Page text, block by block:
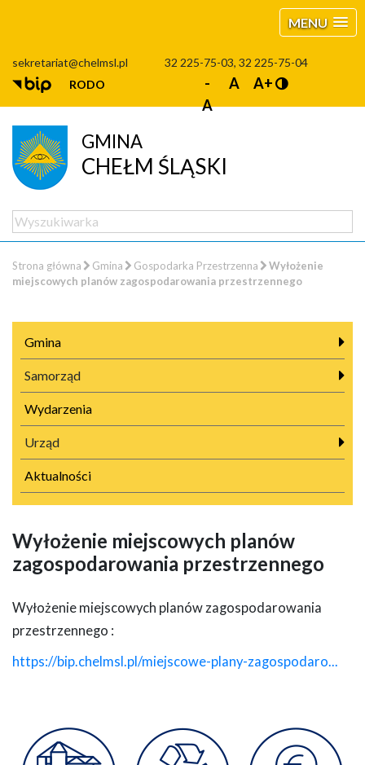
MENU
sekretariat@chelmsl.pl
32 225-75-03, 32 225-75-04
RODO
-
A
A A+
GMINA
CHEŁM ŚLĄSKI
Strona główna Gmina Gospodarka Przestrzenna
Wyłożenie
miejscowych planów zagospodarowania przestrzennego
Gmina
Samorząd
Wydarzenia
Urząd
Aktualności
Wyłożenie miejscowych planów
zagospodarowania przestrzennego
Wyłożenie miejscowych planów zagospodarowania
przestrzennego :
https://bip.chelmsl.pl/miejscowe-plany-zagospodaro...